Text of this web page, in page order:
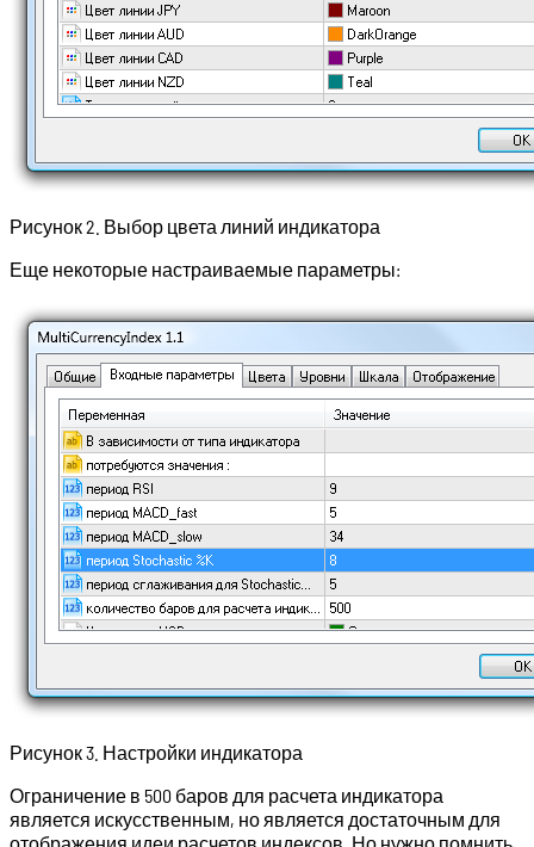
Рисунок 2. Выбор цвета линий индикатора
Еще некоторые настраиваемые параметры:
Рисунок 3. Настройки индикатора
Ограничение в 500 баров для расчета индикатора
является искусственным, но является достаточным для